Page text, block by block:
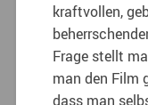
kraftvollen,
Frage stellt
man den Film
dass man